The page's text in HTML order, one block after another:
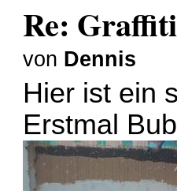
Re: Graffiti
von Dennis
Hier ist ein
Erstmal